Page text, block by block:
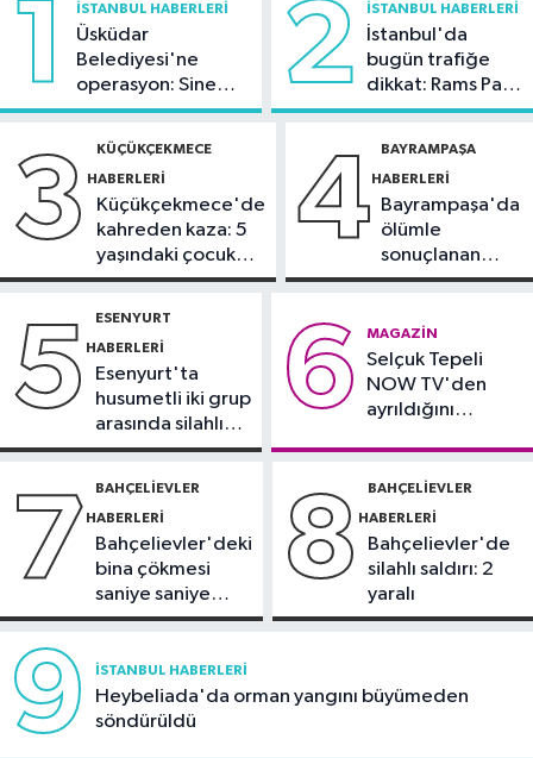
oranı yüzde 92,3 oldu
Bilim ve Teknoloji
21:21
vatandaşları yazlık sinemada
buluşturuyor
demeyin, önlemini alın
1 İSTANBUL HABERLERI
Üsküdar
Belediyesi'ne
operasyon: Sinem
Dedetaş'a
2 İSTANBUL HABERLERI
İstanbul'da
bugün trafiğe
dikkat: Rams Park
çevresinde bazı
3 KÜÇÜKÇEKMECE
HABERLERI
Küçükçekmece'de
kahreden kaza: 5
yaşındaki çocuk
yoğun bakımda
4 BAYRAMPAŞA
HABERLERI
Bayrampaşa'da
ölümle
sonuçlanan
kaza: Sürücü
5 ESENYURT
HABERLERI
Esenyurt'ta
husumetli iki grup
arasında silahlı
kavga
6 MAGAZIN
Selçuk Tepeli
NOW TV'den
ayrıldığını
7 BAHÇELIEVLER
HABERLERI
Bahçelievler'deki
bina çökmesi
saniye saniye
görüntülendi
8 BAHÇELIEVLER
HABERLERI
Bahçelievler'de
silahlı saldırı: 2
yaralı
9 İSTANBUL HABERLERI
Heybeliada'da orman yangını büyümeden
söndürüldü